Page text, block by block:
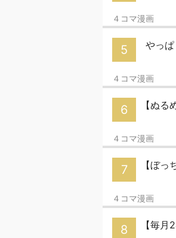
４コマ漫画
5 やっ
４コマ漫画
6 【ぬ
４コマ漫画
7 【ぼ
４コマ漫画
8 【毎